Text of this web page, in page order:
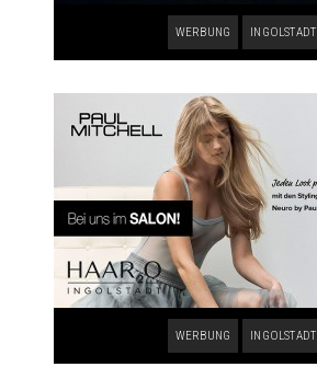
WERBUNG INGOLSTADT
WERBUNG INGOLSTADT